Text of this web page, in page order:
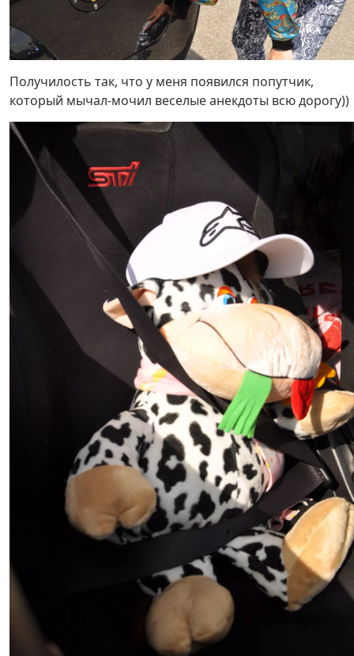
Получилость так, что у меня появился попутчик,
который мычал-мочил веселые анекдоты всю дорогу))